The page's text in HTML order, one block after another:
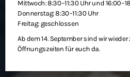
Mittwoch: 8:30–11:30 Uhr und
Donnerstag: 8:30–11:30 Uhr
Freitag: geschlossen
Ab dem 14. September sind wir
Öffnungszeiten für euch da.